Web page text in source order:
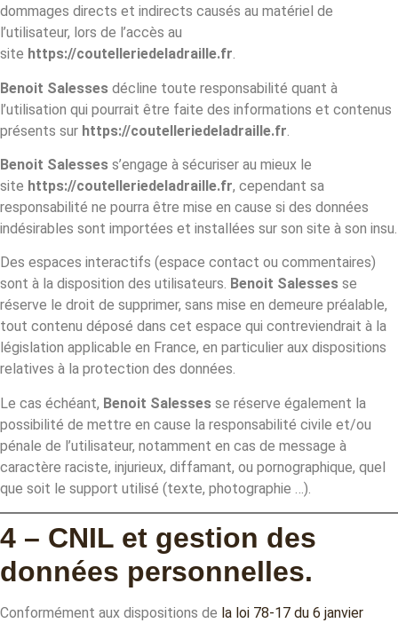
dommages directs et indirects causés au matériel de
l’utilisateur, lors de l’accès au
site https://coutelleriedeladraille.fr.
Benoit Salesses décline toute responsabilité quant à
l’utilisation qui pourrait être faite des informations et contenus
présents sur https://coutelleriedeladraille.fr
Benoit Salesses s’engage à sécuriser au mieux le
site https://coutelleriedeladraille.fr, cependant sa
responsabilité ne pourra être mise en cause si des données
indésirables sont importées et installées sur son site à son insu.
Des espaces interactifs (espace contact ou commentaires)
sont à la disposition des utilisateurs. Benoit Salesses se
réserve le droit de supprimer, sans mise en demeure préalable,
tout contenu déposé dans cet espace qui contreviendrait à la
législation applicable en France, en particulier aux dispositions
relatives à la protection des données.
Le cas échéant, Benoit Salesses se réserve également la
possibilité de mettre en cause la responsabilité civile et/ou
pénale de l’utilisateur, notamment en cas de message à
caractère raciste, injurieux, diffamant, ou pornographique, quel
que soit le support utilisé (texte, photographie …).
4 – CNIL et gestion des
données personnelles.
Conformément aux dispositions de la loi 78-17 du 6 janvier